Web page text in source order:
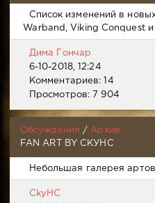
Список изменений в
Warband, Viking Conquest и
Дима Гончар
6-10-2018, 12:24
Комментариев: 14
Просмотров: 7 904
Обсуждения / Архив
FAN ART BY СКУНС
Небольшая галерея
CkyHC